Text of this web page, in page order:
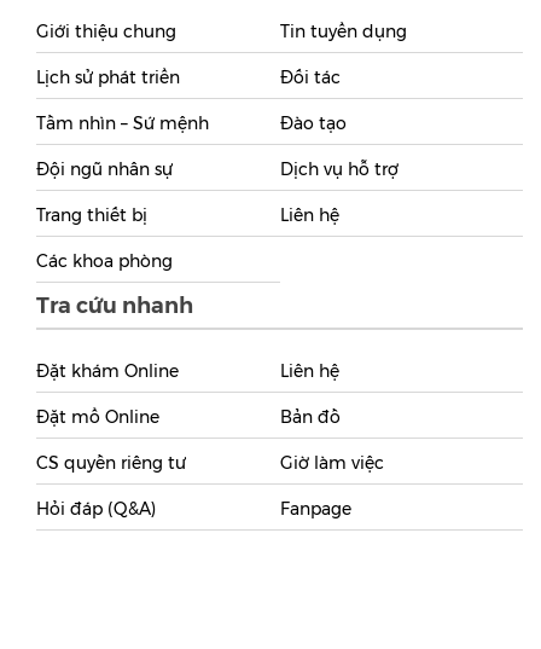
Giới thiệu chung
Lịch sử phát triển
Tầm nhìn – Sứ mệnh
Đội ngũ nhân sự
Trang thiết bị
Các khoa phòng
Tin tuyển dụng
Đối tác
Đào tạo
Dịch vụ hỗ trợ
Liên hệ
Tra cứu nhanh
Đặt khám Online
Đặt mổ Online
CS quyền riêng tư
Hỏi đáp (Q&A)
Liên hệ
Bản đồ
Giờ làm việc
Fanpage